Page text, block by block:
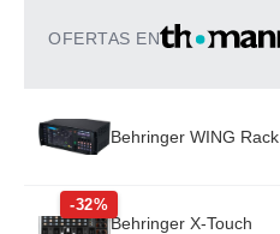
OFERTAS EN
Behringer WING Rack
-32%
Behringer X-Touch